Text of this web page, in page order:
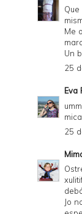
Me
Un
25
Eva
25
Jo